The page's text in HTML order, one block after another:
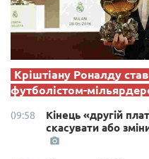
Кріштіану Роналду
футболістом-
09:58
Кінець «другій
скасувати або